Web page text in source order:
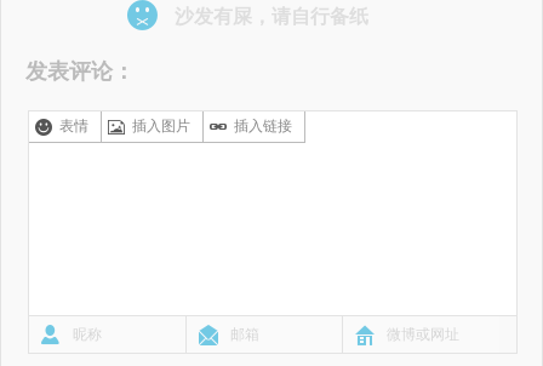
沙发有屎，请自行备纸
发表评论：
表情 插入图片 插入链接